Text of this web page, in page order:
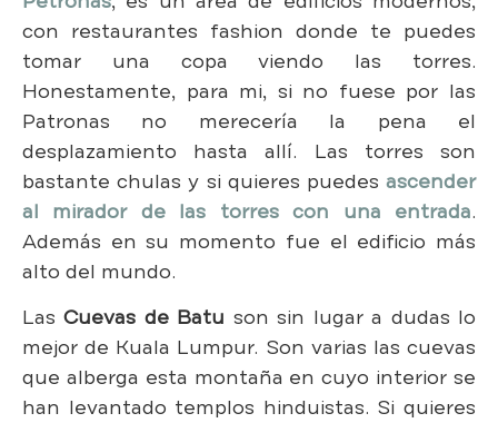
con restaurantes fashion donde te puedes
tomar una copa viendo las torres.
Honestamente, para mi, si no fuese por las
Patronas no merecería la pena el
desplazamiento hasta allí. Las torres son
bastante chulas y si quieres puedes ascender
al mirador de las torres con una entrada.
Además en su momento fue el edificio más
alto del mundo.
LasCuevas de Batu son sin lugar a dudas lo
mejor de Kuala Lumpur. Son varias las cuevas
que alberga esta montaña en cuyo interior se
han levantado templos hinduistas. Si quieres